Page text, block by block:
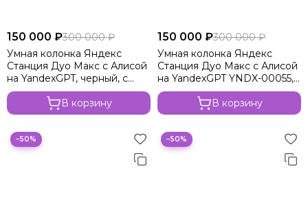
Samsung
Sony
Tecno
Valve
Whoop
Xbox
Xiaomi
ZTE
150 000 ₽300 000 ₽
Умная колонка Яндекс
Станция Дуо Макс с Алисой
на YandexGPT, черный, с
Zigbee
В корзину
150 000 ₽300 000 ₽
Умная колонка Яндекс
Станция Дуо Макс с Алисой
на YandexGPT YNDX-00055,
зелёный, с Zigbee
В корзину
−50% −50%